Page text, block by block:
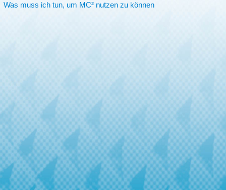
Was muss ich tun, um MC² nutzen zu können